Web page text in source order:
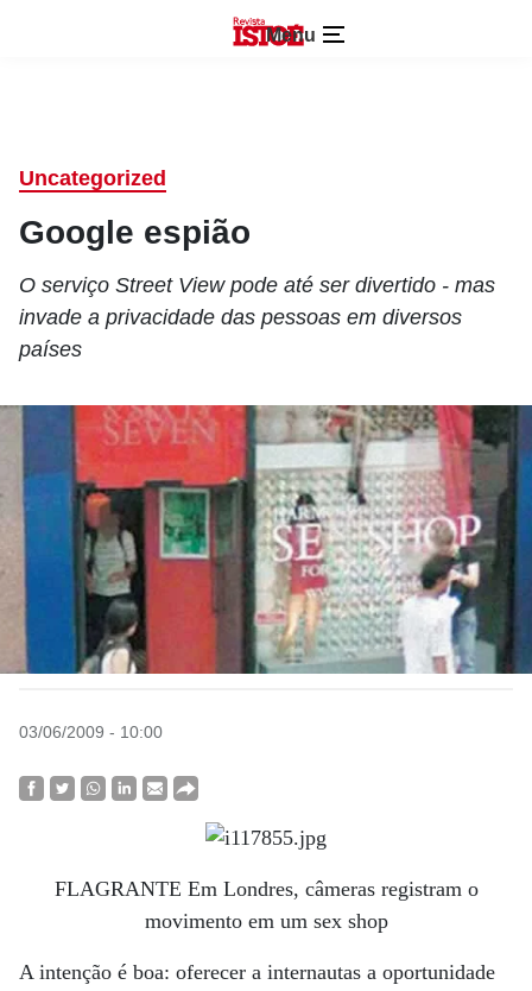
Menu
Uncategorized
Google espião
O serviço Street View pode até ser divertido - mas
invade a privacidade das pessoas em diversos
países
03/06/2009 - 10:00
FLAGRANTE Em Londres, câmeras registram o
movimento em um sex shop
A intenção é boa: oferecer a internautas a oportunidade